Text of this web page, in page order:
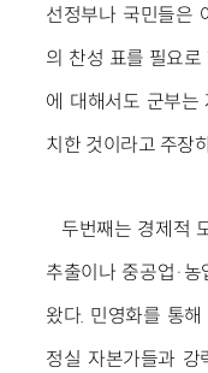
선정부나 국민들은
의 찬성 표를 필요
에 대해서도 군부는
치한 것이라고 주장
두번째는 경제적
추출이나 중공업·
왔다. 민영화를 통
정실 자본가들과 강